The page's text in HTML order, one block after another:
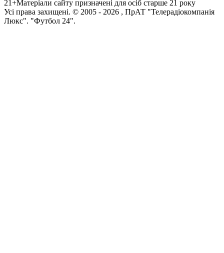
21+Матеріали сайту призначені для осіб старше 21 року
Усi права захищенi. © 2005 - 2026 , ПрАТ "Телерадіокомпанія
Люкс". "Футбол 24".